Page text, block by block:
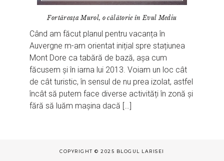
Fortăreața Murol, o călătorie în Evul Mediu
Când am făcut planul pentru vacanța în
Auvergne m-am orientat inițial spre stațiunea
Mont Dore ca tabără de bază, așa cum
făcusem și în iarna lui 2013. Voiam un loc cât
de cât turistic, în sensul de nu prea izolat, astfel
încât să putem face diverse activități în zonă și
fără să luăm mașina dacă […]
COPYRIGHT © 2025 BLOGUL LARISEI